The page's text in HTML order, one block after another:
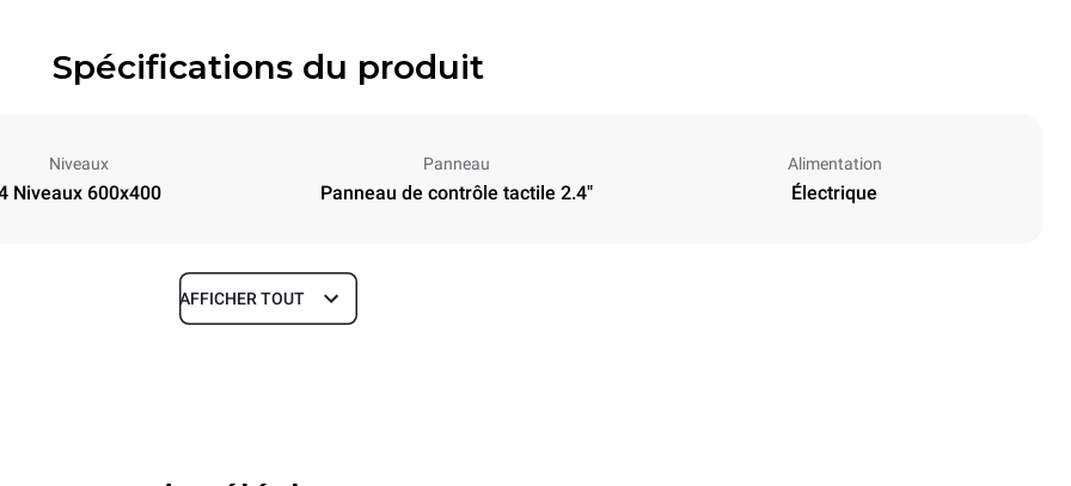
Spécifications du produit
Niveaux
Niveaux 600x400
Panneau
Panneau de contrôle tactile 2.4"
Alimentation
Électrique
Profondeur
AFFICHER TOUT